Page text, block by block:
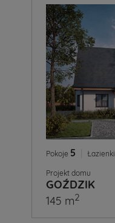
Pokoje 5 Łazienki
Projekt domu
GOŹDZIK
145 m2